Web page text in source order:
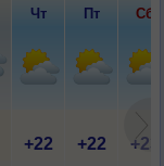
Чт Пт Сб
+22 +22 +23